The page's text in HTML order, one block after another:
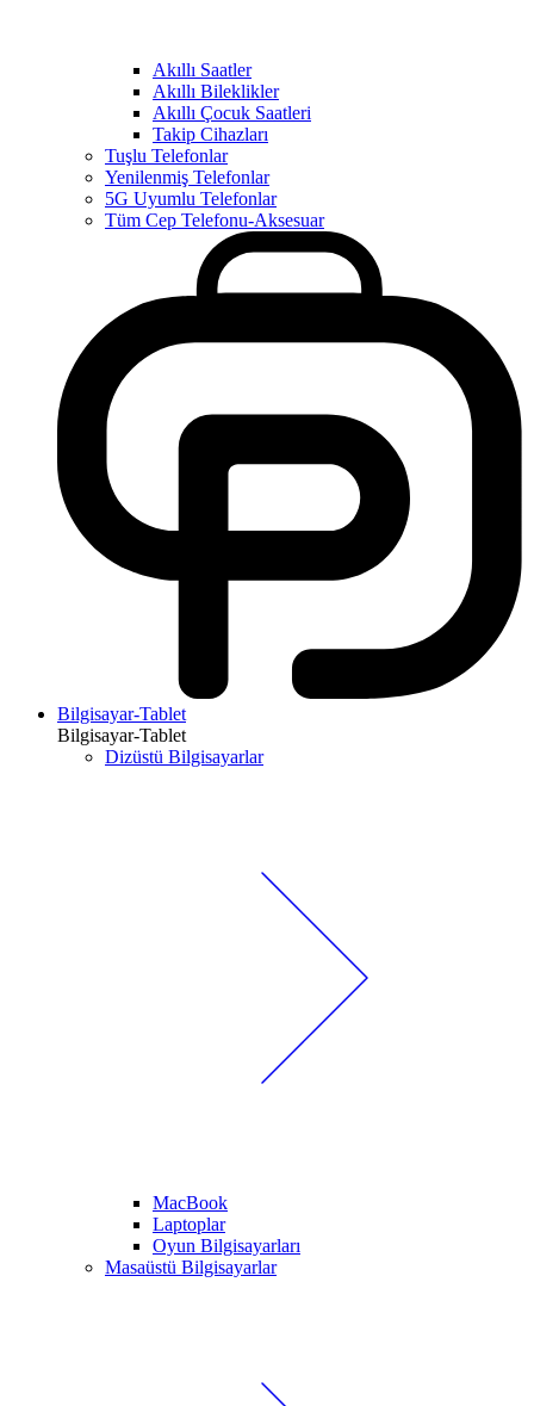
Akıllı Saatler
Akıllı Bileklikler
Akıllı Çocuk Saatleri
Takip Cihazları
Tuşlu Telefonlar
Yenilenmiş Telefonlar
5G Uyumlu Telefonlar
Tüm Cep Telefonu-Aksesuar
Bilgisayar-Tablet
Bilgisayar-Tablet
Dizüstü Bilgisayarlar
MacBook
Laptoplar
Oyun Bilgisayarları
Masaüstü Bilgisayarlar